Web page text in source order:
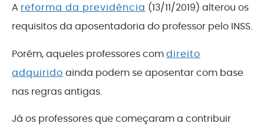
A reforma da previdência (13/11/2019) alterou os
requisitos da aposentadoria do professor pelo INSS.
Porém, aqueles professores comdireito
adquirido ainda podem se aposentar com base
nas regras antigas.
Já os professores que começaram a contribuir